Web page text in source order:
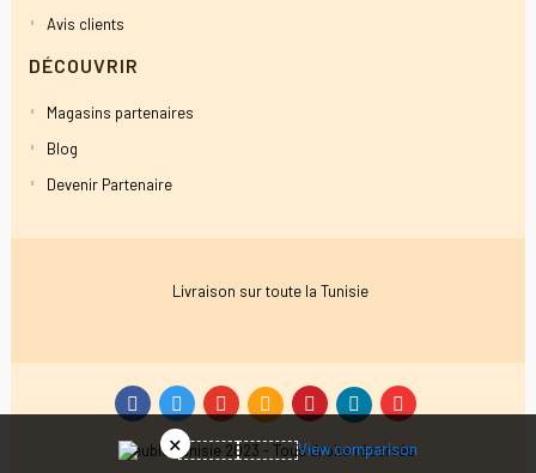
Avis clients
DÉCOUVRIR
Magasins partenaires
Blog
Devenir Partenaire
Livraison sur toute la Tunisie
Meuble Tunisie 2023 - Tous droits réservés
View comparison